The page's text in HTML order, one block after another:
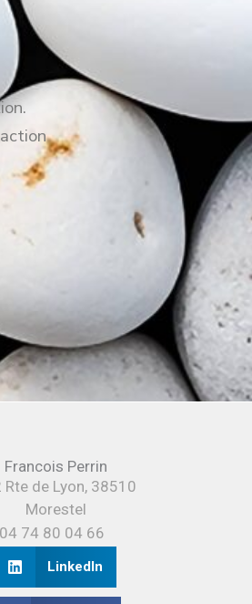
Francois Perrin
Rte de Lyon, 38510
Morestel
04 74 80 04 66
LinkedIn